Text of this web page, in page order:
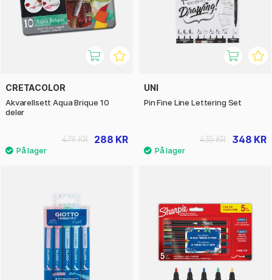
CRETACOLOR
Akvarellsett Aqua Brique 10
deler
288 KR
479 KR
UNI
Pin Fine Line Lettering Set
348 KR
435 KR